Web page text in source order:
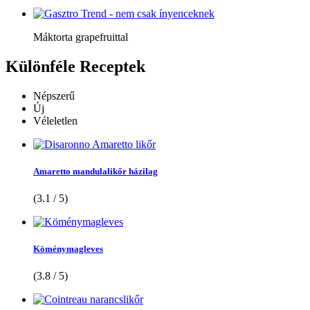
Máktorta grapefruittal
Különféle Receptek
Népszerű
Új
Véleletlen
Amaretto mandulalikőr házilag
(3.1 / 5)
Köménymagleves
(3.8 / 5)